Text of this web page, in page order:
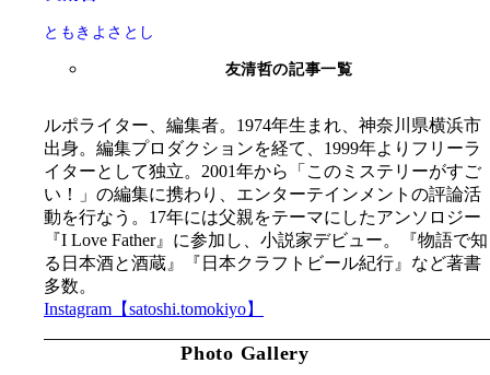
ともきよさとし
友清哲の記事一覧
ルポライター、編集者。1974年生まれ、神奈川県横浜市
出身。編集プロダクションを経て、1999年よりフリーラ
イターとして独立。2001年から「このミステリーがすご
い！」の編集に携わり、エンターテインメントの評論活
動を行なう。17年には父親をテーマにしたアンソロジー
『I Love Father』に参加し、小説家デビュー。『物語で知
る日本酒と酒蔵』『日本クラフトビール紀行』など著書
多数。
Instagram【satoshi.tomokiyo】
Photo Gallery